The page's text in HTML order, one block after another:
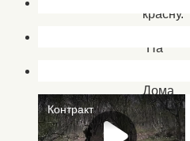
красну.
На
Дома
культуры
были